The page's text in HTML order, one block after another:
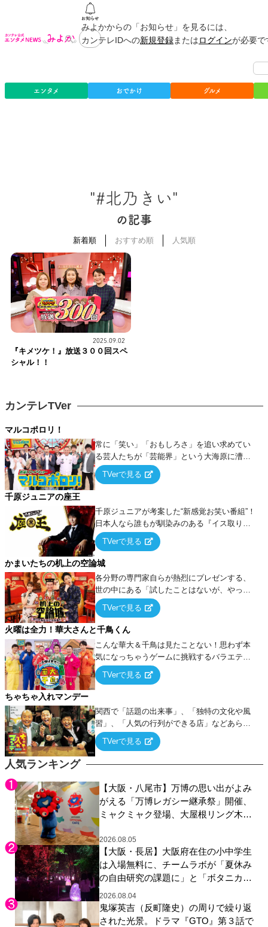
みよかからの「お知らせ」を見るには、
カンテレIDへの新規登録またはログインが必要
エンタメ おでかけ グルメ
"#北乃きい"
の記事
新着順 おすすめ順 人気順
2025.09.02
『キメツケ！』放送３００回スペ
シャル！！
人気ランキング
【大阪・八尾市】万博の思い出がよみ
がえる「万博レガシー継承祭」開催、
ミャクミャク登場、大屋根リング木材
展示も
2026.08.05
【大阪・長居】大阪府在住の小中学生
は入場無料に、チームラボが「夏休み
の自由研究の課題に」と「ボタニカル
ガーデン 大阪」へ招待
2026.08.04
鬼塚英吉（反町隆史）の周りで繰り返
された光景。ドラマ『GTO』第３話で
カンテレTVer
マルコポロリ！
常に「笑い」「おもしろさ」を追い求めてい
る芸人たちが「芸能界」という大海原に漕ぎ
出でて、新たなオモシロ人間を発掘する！
TVerで見る
千原ジュニアの座王
千原ジュニアが考案した“新感覚お笑い番組”！
日本人なら誰もが馴染みのある『イス取りゲ
ーム』をベースに、大喜利・ギャグ・モノボ
ケ・歌…など様々なお題で芸人がショートネ
タを競い合う！
TVerで見る
かまいたちの机上の空論城
各分野の専門家自らが熱烈にプレゼンする、
世の中にある「試したことはないが、やって
みたらこうなる！…ハズ」という“机上の空
論”に若手芸人らがカラダを張って挑む！
TVerで見る
火曜は全力！華大さんと千鳥くん
こんな華大＆千鳥は見たことない！思わず本
気になっちゃうゲームに挑戦するバラエティ
ー！
TVerで見る
ちゃちゃ入れマンデー
関西で「話題の出来事」、「独特の文化や風
習」、「人気の行列ができる店」などあらゆ
るテーマについて好き放題にちゃちゃを入れ
ていく関西色を前面に押し出したトークバラ
TVerで見る